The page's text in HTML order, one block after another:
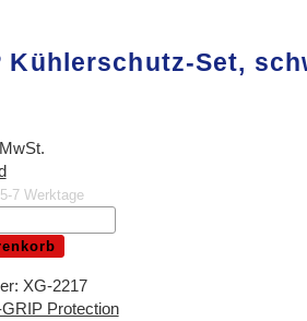
Kühlerschutz-Set,
7 Werktage
XG-2217
Protection